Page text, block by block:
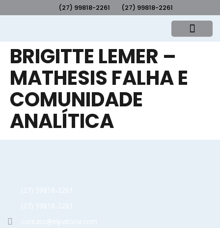
(27) 99818-2261 (27) 99818-2261
BRIGITTE LEMER –
MATHESIS FALHA E
COMUNIDADE
ANALÍTICA
(27) 99818-2261
(27) 99818-2261
contato@elpvitoria.com